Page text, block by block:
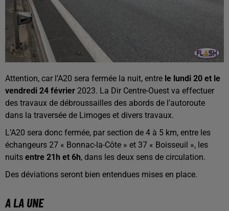
Attention, car l’A20 sera fermée la nuit, entre le lundi 20 et le
vendredi 24 février 2023. La Dir Centre-Ouest va effectuer
des travaux de débroussailles des abords de l’autoroute
dans la traversée de Limoges et divers travaux.
L’A20 sera donc fermée, par section de 4 à 5 km, entre les
échangeurs 27 « Bonnac-la-Côte » et 37 « Boisseuil », les
nuits entre 21h et 6h, dans les deux sens de circulation.
Des déviations seront bien entendues mises en place.
A LA UNE